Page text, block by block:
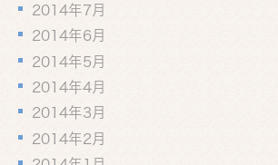
2014年7月
2014年6月
2014年5月
2014年4月
2014年3月
2014年2月